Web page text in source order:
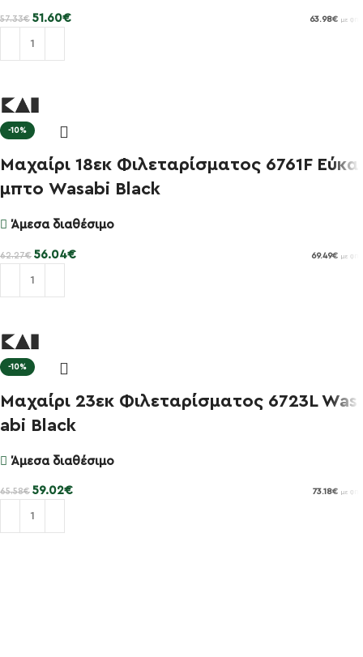
57.33€ 51.60€ 63.98€ με ΦΠΑ
-10%
Μαχαίρι 18εκ Φιλεταρίσματος 6761F Εύκα
μπτο Wasabi Black
Άμεσα διαθέσιμο
62.27€ 56.04€ 69.49€ με ΦΠΑ
-10%
Μαχαίρι 23εκ Φιλεταρίσματος 6723L Was
abi Black
Άμεσα διαθέσιμο
65.58€ 59.02€ 73.18€ με ΦΠΑ